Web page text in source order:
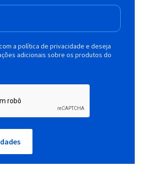
a política de privacidade e deseja
adicionais sobre os produtos do